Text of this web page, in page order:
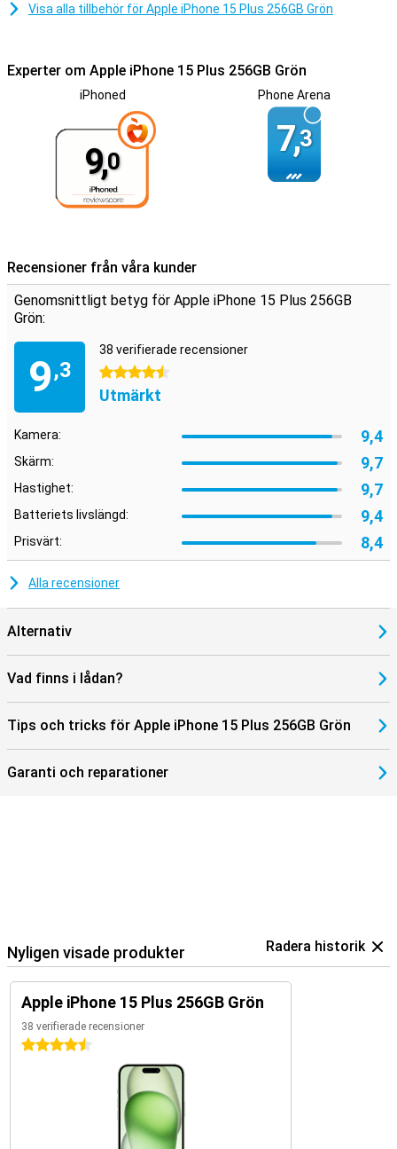
Visa alla tillbehör för Apple iPhone 15 Plus 256GB Grön
Experter om Apple iPhone 15 Plus 256GB Grön
iPhoned
9,0
Phone Arena
7,3
Recensioner från våra kunder
Genomsnittligt betyg för Apple iPhone 15 Plus 256GB
Grön:
9,3
38 verifierade recensioner
4.5 stjärnor
Utmärkt
Kamera: 9,4
Skärm: 9,7
Hastighet: 9,7
Batteriets livslängd: 9,4
Prisvärt: 8,4
Alla recensioner
Alternativ
Vad finns i lådan?
Tips och tricks för Apple iPhone 15 Plus 256GB Grön
Garanti och reparationer
Nyligen visade produkter Radera historik
Apple iPhone 15 Plus 256GB Grön
38 verifierade recensioner
4.5 stjärnor